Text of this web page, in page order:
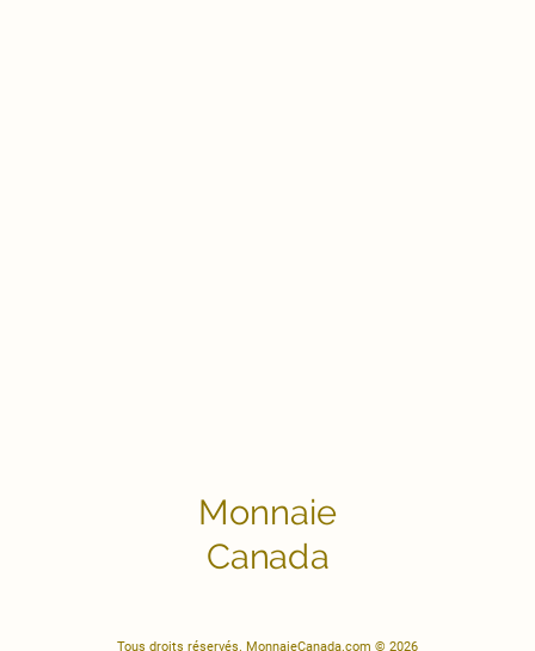
Monnaie
Canada
Tous droits réservés. MonnaieCanada.com © 2026